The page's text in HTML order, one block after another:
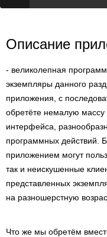
Описание
- великолепная
экземпляры данного
приложения, с
обретёте немалую массу
интерфейса,
программных действий.
приложением могут
так и неискушенные
представленных
на разношерстную
Что же мы обретём